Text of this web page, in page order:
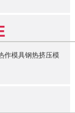
作模具钢热挤压模